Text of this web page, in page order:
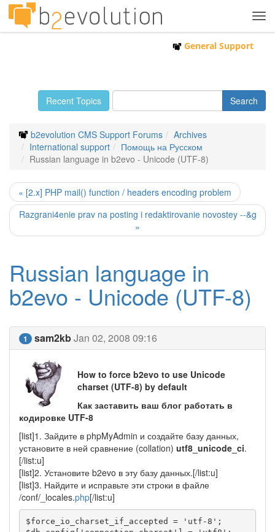
General Support
Recent Topics
b2evolution CMS Support Forums
Archives
International support
Помощь на Русском
Russian language in b2evo - Unicode (UTF-8)
« [2.x] PHP mail() function / headers encoding problem
Razgrani4enie prav na posting i redaktirovanie novostey --&g
»
Russian language in
b2evo - Unicode (UTF-8)
1 sam2kbJan 02, 2008 09:16
How to force b2evo to use Unicode
charset (UTF-8) by default
Как заставить ваш блог работать в
кодировке UTF-8
[list]1. Зайдите в phpMyAdmin и создайте базу данных,
установите в ней сравнение (collation) utf8_unicode_ci.
[/list:u]
[list]2. Установите b2evo в эту базу данных.[/list:u]
[list]3. Найдите и исправьте эти строки в файле
/conf/_locales.php[/list:u]
$force_io_charset_if_accepted = 'utf-8';